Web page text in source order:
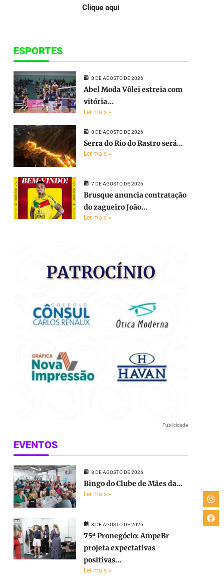
Clique aqui
ESPORTES
8 DE AGOSTO DE 2026
Abel Moda Vôlei estreia com
vitória...
Ler mais »
8 DE AGOSTO DE 2026
Serra do Rio do Rastro será...
Ler mais »
7 DE AGOSTO DE 2026
Brusque anuncia contratação
do zagueiro João...
Ler mais »
Publicidade
EVENTOS
8 DE AGOSTO DE 2026
Bingo do Clube de Mães da...
Ler mais »
8 DE AGOSTO DE 2026
75ª Pronegócio: AmpeBr
projeta expectativas
positivas...
Ler mais »